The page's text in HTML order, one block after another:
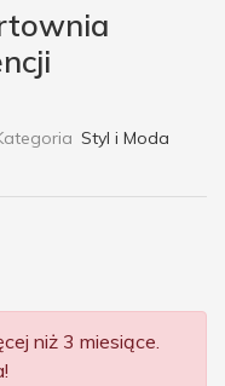
Styl i Moda
niż 3 miesiące.